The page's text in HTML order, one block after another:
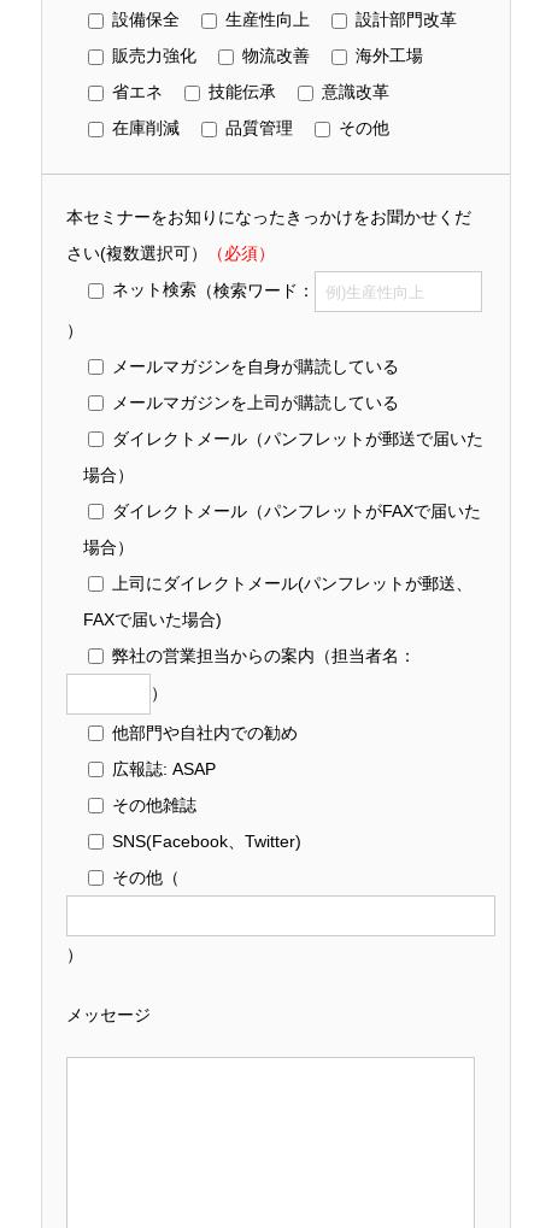
設備保全 生産性向上
設計部門改革
販売力強化
物流改善
海外工場
省エネ
技能伝承
意識改革
在庫削減
品質管理 その他
本セミナーをお知りになったきっかけをお聞かせくだ
さい(複数選択可）
（必須）
ネット検索 （検索ワード：
）
メールマガジンを自身が購読している
メールマガジンを上司が購読している
ダイレクトメール（パンフレットが郵送で届いた
場合）
ダイレクトメール（パンフレットがFAXで届いた
場合）
上司にダイレクトメール(パンフレットが郵送、
FAXで届いた場合)
弊社の営業担当からの案内 （担当者名：
）
他部門や自社内での勧め
広報誌: ASAP
その他雑誌
SNS(Facebook、Twitter)
その他 （
）
メッセージ